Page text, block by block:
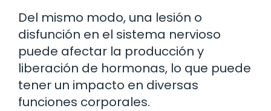
Del mismo modo, una lesión o
disfunción en el sistema nervioso
puede afectar la producción y
liberación de hormonas, lo que puede
tener un impacto en diversas
funciones corporales.